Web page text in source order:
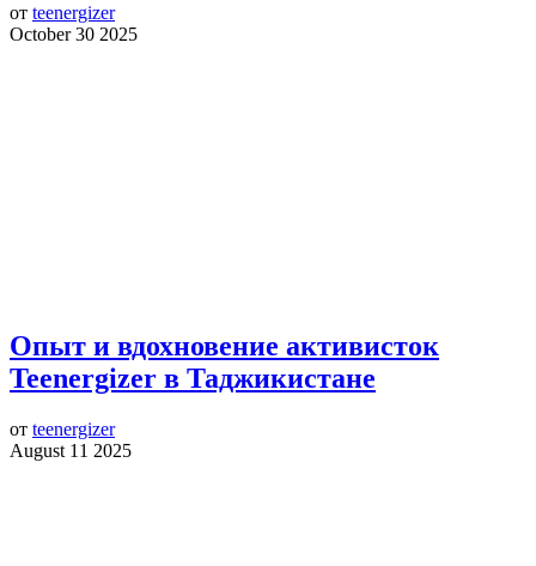
от teenergizer
October 30 2025
Опыт и вдохновение активисток
Teenergizer в Таджикистане
от teenergizer
August 11 2025